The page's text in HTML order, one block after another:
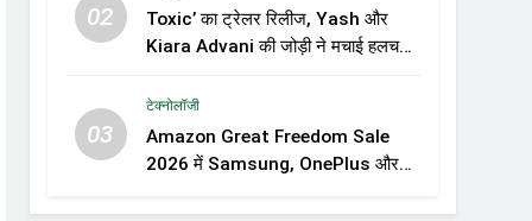
02
Toxic’ का ट्रेलर रिलीज, Yash और
Kiara Advani की जोड़ी ने मचाई हलचल,
03
टेक्नोलॉजी
Amazon Great Freedom Sale
2026 में Samsung, OnePlus और